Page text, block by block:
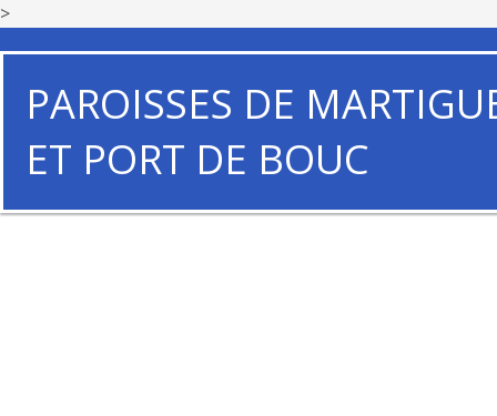
>
PAROISSES DE
ET PORT DE BOUC